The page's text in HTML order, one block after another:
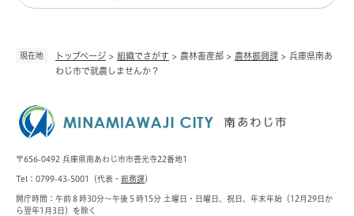
現在地 トップページ > 組織でさがす > 農林畜産部 > 農林振興課 > 兵庫県南あ
わじ市で就農しませんか？
〒656-0492 兵庫県南あわじ市市善光寺22番地1
Tel：0799-43-5001（代表・ 総務課）
開庁時間：午前８時30分～午後５時15分 土曜日・日曜日、祝日、年末年始（12月29日か
ら翌年1月3日）を除く